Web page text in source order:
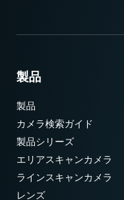
製品
製品
カメラ検索ガイド
製品シリーズ
エリアスキャンカメラ
ラインスキャンカメラ
レンズ